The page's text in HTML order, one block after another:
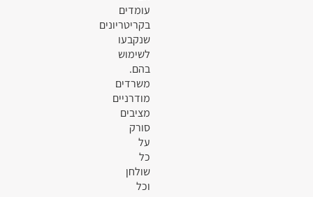
עומדים
בקריטריונים
שנקבעו
לשימוש
בהם.
משרדים
מודרניים
מציבים
סורק
על
כל
שולחן
וכל